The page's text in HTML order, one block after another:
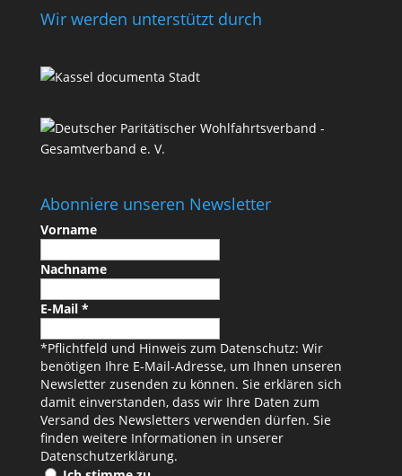
Wir werden unterstützt durch
Abonniere unseren Newsletter
Vorname
Nachname
E-Mail *
*Pflichtfeld und Hinweis zum Datenschutz: Wir
benötigen Ihre E-Mail-Adresse, um Ihnen unseren
Newsletter zusenden zu können. Sie erklären sich
damit einverstanden, dass wir Ihre Daten zum
Versand des Newsletters verwenden dürfen. Sie
finden weitere Informationen in unserer
Datenschutzerklärung.